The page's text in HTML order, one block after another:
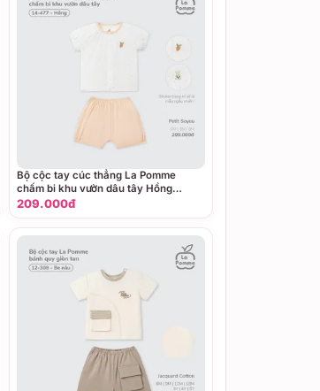
Bộ cộc tay cúc thẳng La Pomme
chấm bi khu vườn dâu tây Hồng
(0M,3M,6M)
209.000đ